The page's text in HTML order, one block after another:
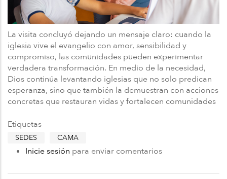
La visita concluyó dejando un mensaje claro: cuando la
iglesia vive el evangelio con amor, sensibilidad y
compromiso, las comunidades pueden experimentar
verdadera transformación. En medio de la necesidad,
Dios continúa levantando iglesias que no solo predican
esperanza, sino que también la demuestran con acciones
concretas que restauran vidas y fortalecen comunidades
Etiquetas
SEDES CAMA
Inicie sesión para enviar comentarios